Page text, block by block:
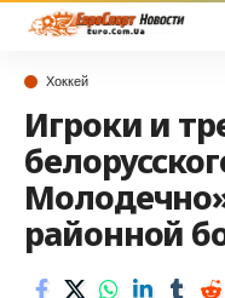
Хоккей
Игроки и
районной